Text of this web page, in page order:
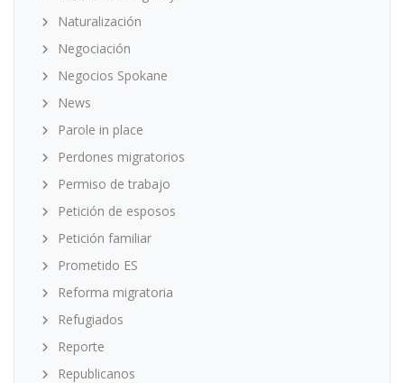
Naturalización
Negociación
Negocios Spokane
News
Parole in place
Perdones migratorios
Permiso de trabajo
Petición de esposos
Petición familiar
Prometido ES
Reforma migratoria
Refugiados
Reporte
Republicanos